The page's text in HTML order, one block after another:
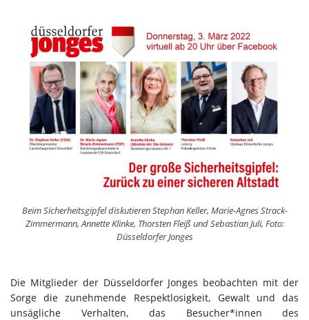
Beim Sicherheitsgipfel diskutieren Stephan Keller, Marie-Agnes Strack-
Zimmermann, Annette Klinke, Thorsten Fleiß und Sebastian Juli, Foto:
Düsseldorfer Jonges
Die Mitglieder der Düsseldorfer Jonges beobachten mit der
Sorge die zunehmende Respektlosigkeit, Gewalt und das
unsägliche Verhalten, das Besucher*innen des